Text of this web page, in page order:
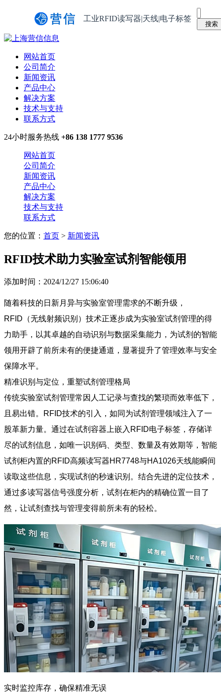
工业RFID读写器|天线|电子标签
网站首页
公司简介
新闻资讯
产品中心
解决方案
技术与支持
联系方式
24小时服务热线 +86 138 1777 9536
网站首页
公司简介
新闻资讯
产品中心
解决方案
技术与支持
联系方式
您的位置： 首页 > 新闻资讯
RFID技术助力实验室试剂智能领用
添加时间：2024/12/27 15:06:40
随着科技的日新月异与实验室管理需求的不断升级，
RFID（无线射频识别）技术正逐步成为实验室试剂管理的得
力助手，以其卓越的自动识别与数据采集能力，为试剂的智能
领用开辟了前所未有的便捷通道，显著提升了管理效率与安全
保障水平。
精准识别与定位，重塑试剂管理格局
传统实验室试剂管理常因人工记录与查找的繁琐而效率低下，
且易出错。RFID技术的引入，如同为试剂管理领域注入了一
股革新力量。通过在试剂容器上嵌入RFID电子标签，存储详
尽的试剂信息，如唯一识别码、类型、数量及有效期等，智能
试剂柜内置的RFID高频读写器HR7748与HA1026天线能瞬间
读取这些信息，实现试剂的秒速识别。结合先进的定位技术，
通过多读写器信号强度分析，试剂在柜内的精确位置一目了
然，让试剂查找与管理变得前所未有的轻松。
实时监控库存，确保精准无误